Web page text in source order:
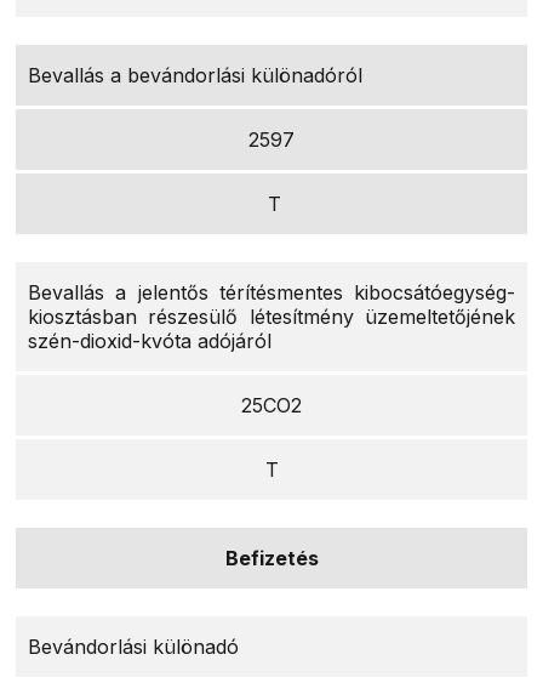
Bevallás a bevándorlási különadóról
2597
T
Bevallás a jelentős térítésmentes kibocsátóegység-
kiosztásban részesülő létesítmény üzemeltetőjének
szén-dioxid-kvóta adójáról
25CO2
T
Befizetés
Bevándorlási különadó